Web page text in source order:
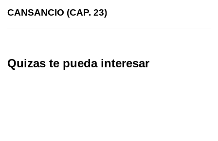
CANSANCIO (CAP. 23)
Quizas te pueda interesar